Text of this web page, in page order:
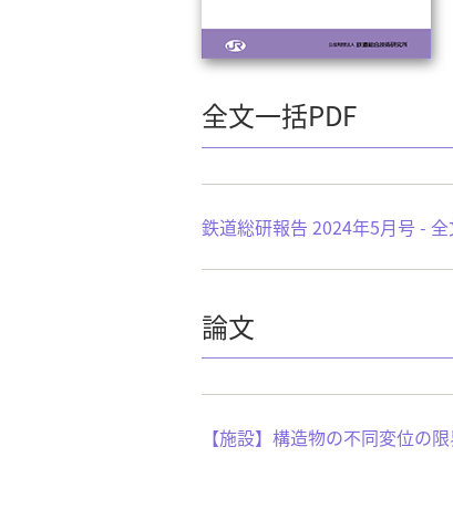
全文一括PDF
鉄道総研報告 2024年5月号 - 全
論文
【施設】構造物の不同変位の